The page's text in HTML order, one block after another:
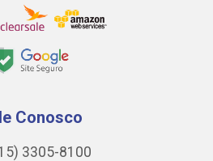
Conosco
3305-8100